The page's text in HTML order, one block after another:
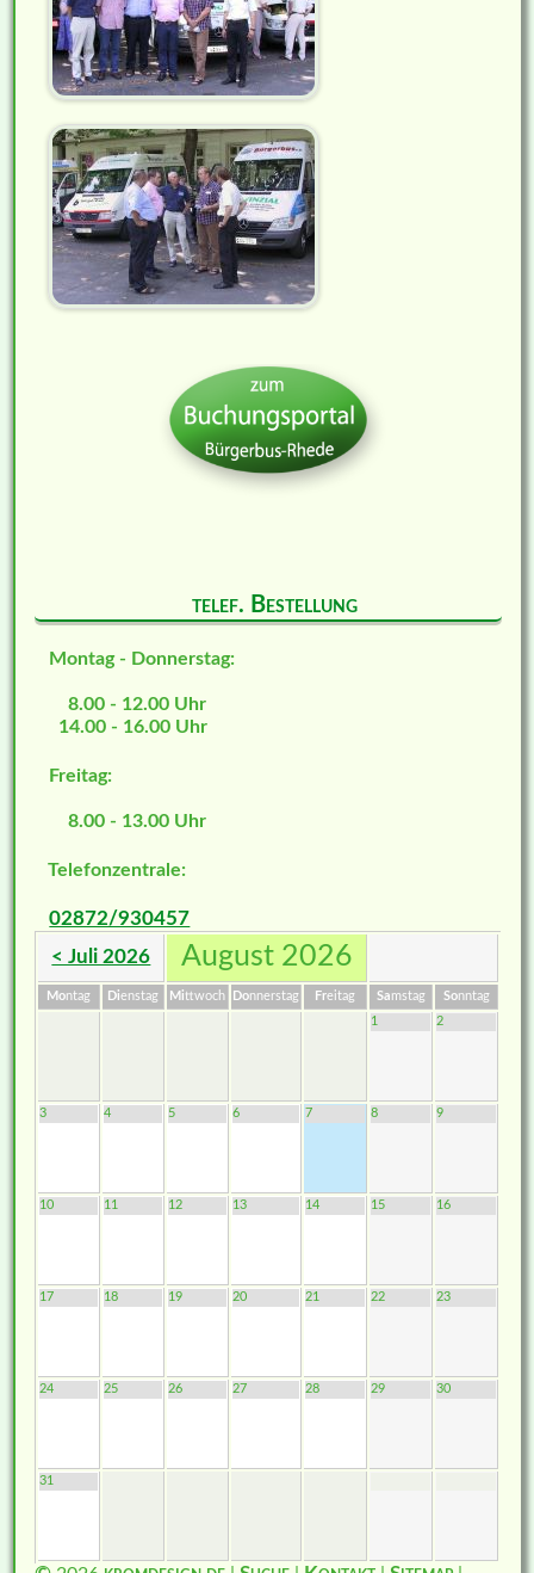
telef. Bestellung
Montag - Donnerstag:
8.00 - 12.00 Uhr
14.00 - 16.00 Uhr
Freitag:
8.00 - 13.00 Uhr
Telefonzentrale:
02872/930457
< Juli 2026 August 2026
Montag Dienstag Mittwoch Donnerstag Freitag Samstag Sonntag
1
2
3 4 5 6 7 8 9
10 11 12 13 14 15 16
17 18 19 20 21 22 23
24 25 26 27 28 29 30
31